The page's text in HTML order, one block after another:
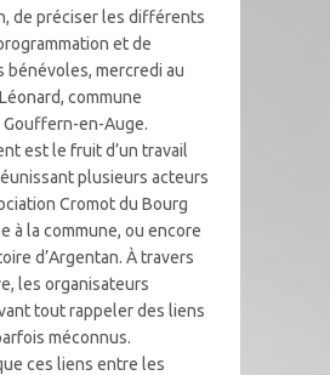
de préciser les différents
et de
bénévoles, mercredi au
commune
en-Auge.
est le fruit d’un travail
plusieurs acteurs
Cromot du Bourg
à la commune, ou encore
d’Argentan. À travers
les organisateurs
tout rappeler des liens
méconnus.
ces liens entre les